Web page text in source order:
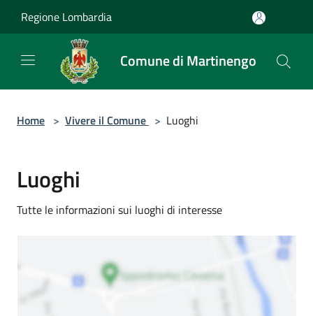
Regione Lombardia
Comune di Martinengo
Home > Vivere il Comune > Luoghi
Luoghi
Tutte le informazioni sui luoghi di interesse